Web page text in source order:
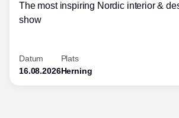
The most inspiring Nordic interior &
show
Datum
16.08.2026
Plats
Herning